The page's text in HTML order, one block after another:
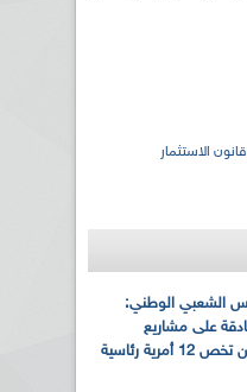
قانون الاستثمار
الشعبي الوطني:
على مشاريع
أمرية رئاسية